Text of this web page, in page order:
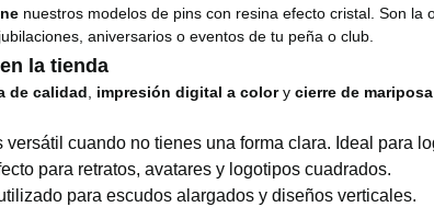
nuestros modelos de pins con resina efecto cristal. Son
aniversarios o eventos de tu peña o club.
la tienda
de calidad impresión digital a colorycierre de mariposa
versátil cuando no tienes una forma clara. Ideal para
para retratos, avatares y logotipos cuadrados.
para escudos alargados y diseños verticales.